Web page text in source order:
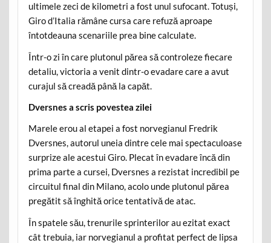
ultimele zeci de kilometri a fost unul sufocant. Totuși,
Giro d’Italia rămâne cursa care refuză aproape
întotdeauna scenariile prea bine calculate.
Într-o zi în care plutonul părea să controleze fiecare
detaliu, victoria a venit dintr-o evadare care a avut
curajul să creadă până la capăt.
Dversnes a scris povestea zilei
Marele erou al etapei a fost norvegianul Fredrik
Dversnes, autorul uneia dintre cele mai spectaculoase
surprize ale acestui Giro. Plecat în evadare încă din
prima parte a cursei, Dversnes a rezistat incredibil pe
circuitul final din Milano, acolo unde plutonul părea
pregătit să înghită orice tentativă de atac.
În spatele său, trenurile sprinterilor au ezitat exact
cât trebuia, iar norvegianul a profitat perfect de lipsa